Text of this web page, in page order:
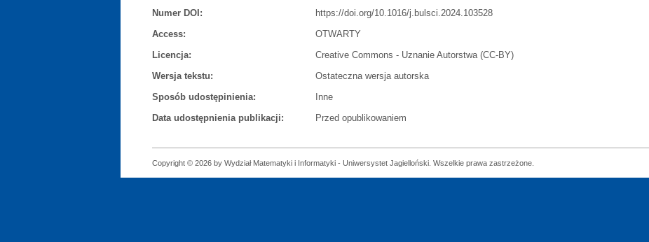
Numer DOI:
https://doi.org/10.1016/j.bulsci.2024.103528
Access:
OTWARTY
Licencja:
Creative Commons - Uznanie Autorstwa (CC-BY)
Wersja tekstu:
Ostateczna wersja autorska
Sposób udostępinienia:
Inne
Data udostępnienia publikacji:
Przed opublikowaniem
Copyright © 2026 by Wydział Matematyki i Informatyki - Uniwersystet Jagielloński. Wszelkie prawa zastrzeżone.